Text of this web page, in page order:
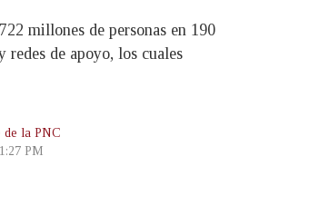
millones de personas en 190
de apoyo, los cuales
de la PNC
PM